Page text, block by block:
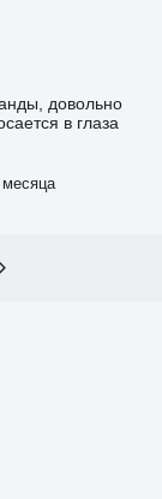
довольно
в глаза